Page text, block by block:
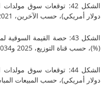
الشكل 42: توقعات سوق مولدات
حسب الآخرين، 2021-2034
الشكل 43: حصة القيمة السوقية لمولدات
التوزيع، 2025 و2034
الشكل 44: توقعات سوق مولدات
حسب المبيعات المباشرة، 2021-2034